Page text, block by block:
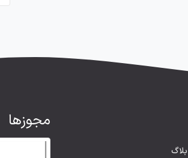
بلاگ
مجوزها